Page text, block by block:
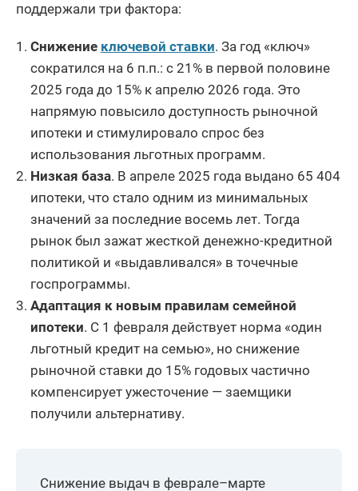
Калининградская
область
717 4,82
Пензенская
область
684 14
Владимирская
область
668
Амурская
область
Ямало-Ненецкий
автономный
округ
641 24,71
Ульяновская
область
Ярославская
область
616 7,32
область
поддержали три фактора:
Снижение ключевой ставки. За год «ключ»
сократился на 6 п.п.: с 21% в первой половине
2025 года до 15% к апрелю 2026 года. Это
напрямую повысило доступность рыночной
ипотеки и стимулировало спрос без
использования льготных программ.
Низкая база. В апреле 2025 года выдано 65 404
ипотеки, что стало одним из минимальных
значений за последние восемь лет. Тогда
рынок был зажат жесткой денежно-кредитной
политикой и «выдавливался» в точечные
госпрограммы.
Адаптация к новым правилам семейной
ипотеки. С 1 февраля действует норма «один
льготный кредит на семью», но снижение
рыночной ставки до 15% годовых частично
компенсирует ужесточение — заемщики
получили альтернативу.
Снижение выдач в феврале–марте